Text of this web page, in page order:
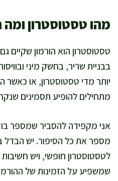
מהו טסטוסטרון
טסטוסטרון הוא הורמון שקיים
בבניית שריר, בחשק מיני
יותר מדי טסטוסטרון, או כאשר
מתחילים להופיע תסמינים
אני מקפידה להסביר שמספר
מספר את כל הסיפור. יש הבדל
שמשפיע על הזמינות של